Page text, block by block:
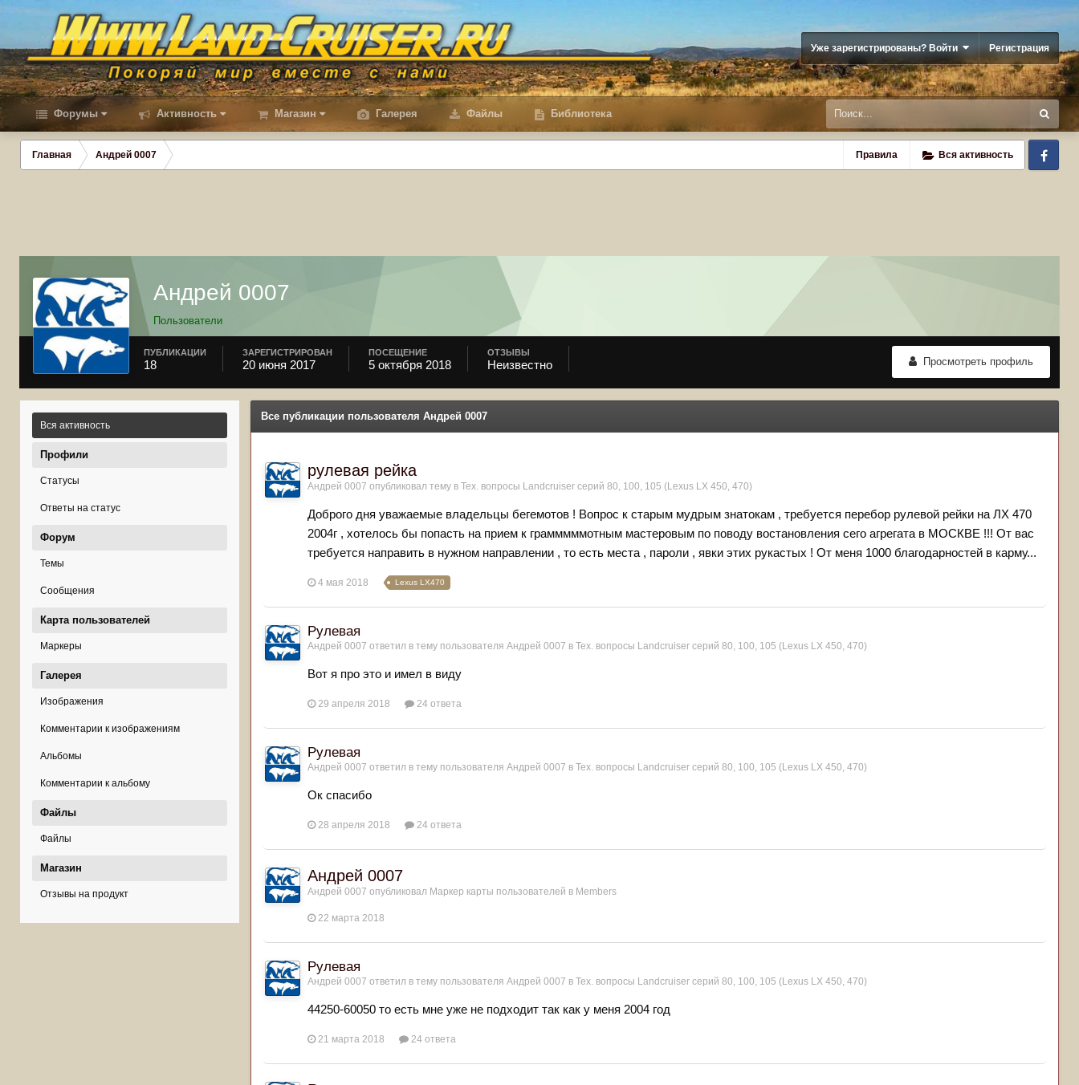
Уже зарегистрированы? Войти Регистрация
Форумы Активность Магазин Галерея Файлы Библиотека
Правила Вся активность
Главная Андрей 0007
Андрей 0007
Пользователи
Просмотреть профиль
ПУБЛИКАЦИИ
18
ЗАРЕГИСТРИРОВАН
20 июня 2017
ПОСЕЩЕНИЕ
5 октября 2018
ОТЗЫВЫ
Неизвестно
Вся активность
Профили
Статусы
Ответы на статус
Форум
Темы
Сообщения
Карта пользователей
Маркеры
Галерея
Изображения
Комментарии к изображениям
Альбомы
Комментарии к альбому
Файлы
Файлы
Магазин
Отзывы на продукт
Все публикации пользователя Андрей 0007
рулевая рейка
Андрей 0007 опубликовал тему в Тех. вопросы Landcruiser серий 80, 100, 105 (Lexus LX 450, 470)
Доброго дня уважаемые владельцы бегемотов ! Вопрос к старым мудрым знатокам , требуется перебор рулевой рейки на ЛХ 470
2004г , хотелось бы попасть на прием к грамммммотным мастеровым по поводу востановления сего агрегата в МОСКВЕ !!! От вас
требуется направить в нужном направлении , то есть места , пароли , явки этих рукастых ! От меня 1000 благодарностей в карму...
4 мая 2018 Lexus LX470
Рулевая
Андрей 0007 ответил в тему пользователя Андрей 0007 в Тех. вопросы Landcruiser серий 80, 100, 105 (Lexus LX 450, 470)
Вот я про это и имел в виду
29 апреля 2018 24 ответа
Рулевая
Андрей 0007 ответил в тему пользователя Андрей 0007 в Тех. вопросы Landcruiser серий 80, 100, 105 (Lexus LX 450, 470)
Ок спасибо
28 апреля 2018 24 ответа
Андрей 0007
Андрей 0007 опубликовал Маркер карты пользователей в Members
22 марта 2018
Рулевая
Андрей 0007 ответил в тему пользователя Андрей 0007 в Тех. вопросы Landcruiser серий 80, 100, 105 (Lexus LX 450, 470)
44250-60050 то есть мне уже не подходит так как у меня 2004 год
21 марта 2018 24 ответа